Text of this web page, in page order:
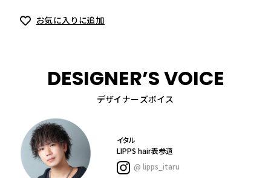
お気に入りに追加
DESIGNER’S VOICE
デザイナーズボイス
イタル
LIPPS hair表参道
@ lipps_itaru